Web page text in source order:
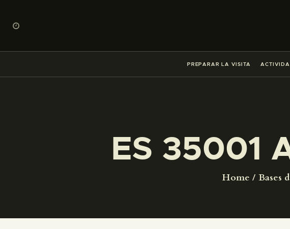
PREPARAR LA VISITA
ES 35001
Home Bases
█
DIDÁCTICA